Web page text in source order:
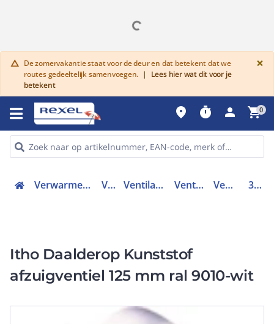
warning De zomervakantie staat voor de deur en dat betekent dat we
routes gedeeltelijk samenvoegen. |
Lees hier wat dit voor je
betekent
×
place timer person shopping_cart0
Verwarmen, Koelen en Ventileren Ventilatie Ventilatoren toebehoren Ventilatieventielen Ventilatieventiel 302-1125
Itho Daalderop Kunststof
afzuigventiel 125 mm ral 9010-wit